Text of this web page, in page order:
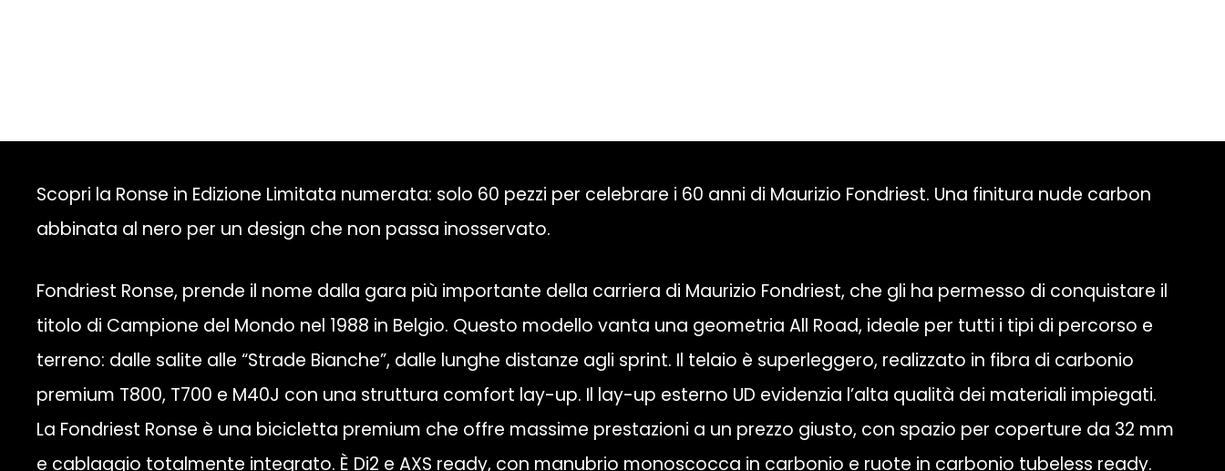
Scopri la Ronse in Edizione Limitata numerata: solo 60 pezzi per celebrare i 60 anni di Maurizio Fondriest. Una finitura nude carbon
abbinata al nero per un design che non passa inosservato.
Fondriest Ronse, prende il nome dalla gara più importante della carriera di Maurizio Fondriest, che gli ha permesso di conquistare il
titolo di Campione del Mondo nel 1988 in Belgio. Questo modello vanta una geometria All Road, ideale per tutti i tipi di percorso e
terreno: dalle salite alle “Strade Bianche”, dalle lunghe distanze agli sprint. Il telaio è superleggero, realizzato in fibra di carbonio
premium T800, T700 e M40J con una struttura comfort lay-up. Il lay-up esterno UD evidenzia l’alta qualità dei materiali impiegati.
La Fondriest Ronse è una bicicletta premium che offre massime prestazioni a un prezzo giusto, con spazio per coperture da 32 mm
e cablaggio totalmente integrato. È Di2 e AXS ready, con manubrio monoscocca in carbonio e ruote in carbonio tubeless ready.